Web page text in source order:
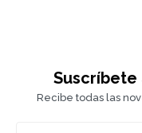
Recibe todas las